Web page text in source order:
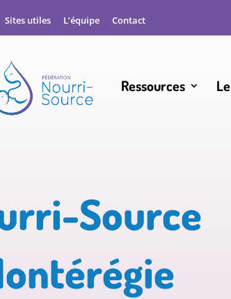
Sites utiles L’équipe Contact
Ressources
Source